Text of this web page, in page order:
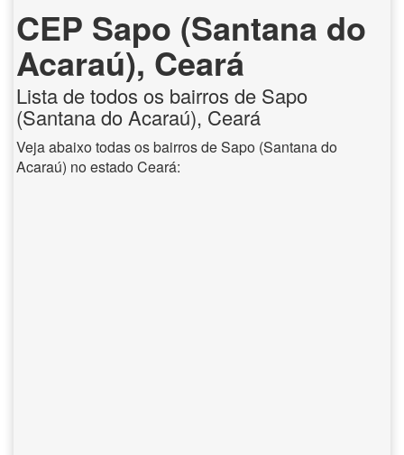
CEP Sapo (Santana do
Acaraú), Ceará
Lista de todos os bairros de Sapo
(Santana do Acaraú), Ceará
Veja abaixo todas os bairros de Sapo (Santana do
Acaraú) no estado Ceará: